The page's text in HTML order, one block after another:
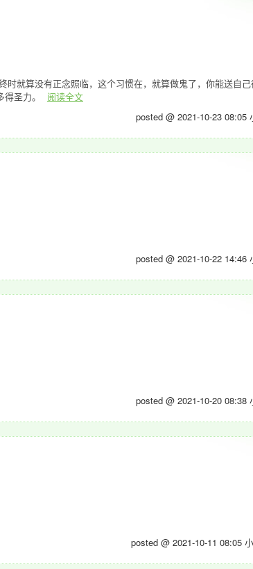
就算没有正念照临，这个习惯在，就算做鬼了，你能送自
圣力。
阅读全文
posted @ 2021-10-23 08:05
posted @ 2021-10-22 14:46
posted @ 2021-10-20 08:38
posted @ 2021-10-11 08:05